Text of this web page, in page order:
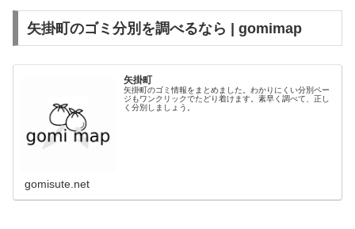
矢掛町のゴミ分別を調べるなら | gomimap
矢掛町
矢掛町のゴミ情報をまとめました。わかりにくい分別ペー
ジもワンクリックでたどり着けます。素早く調べて、正し
く分別しましょう。
gomisute.net